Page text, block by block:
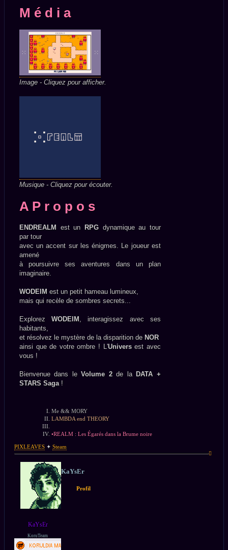
M é d i a
Image - Cliquez pour afficher.
Musique - Cliquez pour écouter.
A P r o p o s
ENDREALM est un RPGdynamique au tour
par tour
avec un accent sur les énigmes. Le joueur est
amené
à poursuivre ses aventures dans un plan
imaginaire.
WODEIM est un petit hameau lumineux,
mais qui recèle de sombres secrets...
ExplorezWODEIM
, interagissez avec ses
habitants,
et résolvez le mystère de la disparition de NOR
ainsi que de votre ombre ! L'Universest avec
vous !
Bienvenue dans leVolume 2de la DATA +
STARS Saga !
Me && MORY
LAMBDA end THEORY
•REALM : Les Égarés dans la Brume noire
PIXLEAVES ✦ Steam
KaYsEr
KoruTeam
KaYsEr
Profil